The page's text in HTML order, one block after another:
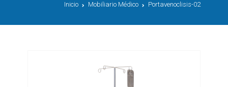
Inicio Mobiliario Médico Portavenoclisis-02